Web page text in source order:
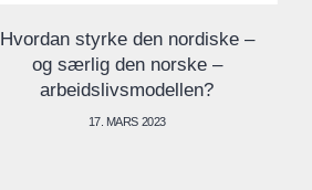
Hvordan styrke den nordiske –
og særlig den norske –
arbeidslivsmodellen?
17. MARS 2023